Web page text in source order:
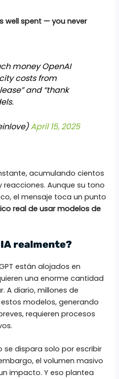
well spent — you never
money OpenAI
costs from
and “thank
April 15, 2025
acumulando cientos
reacciones. Aunque su tono
el mensaje toca un punto
real de usar modelos de
realmente?
están alojados en
una enorme cantidad
A diario, millones de
modelos, generando
requieren procesos
se dispara solo por escribir
el volumen masivo
impacto. Y eso plantea